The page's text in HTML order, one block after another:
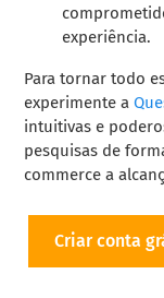
experiência.
Para tornar todo
experimente a
intuitivas e
pesquisas de
commerce a
Criar conta